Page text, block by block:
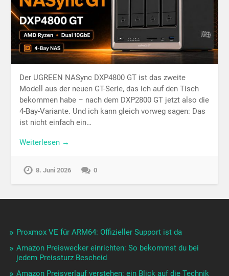
Der UGREEN NASync DXP4800 GT ist das zweite
Modell aus der neuen GT-Serie, das ich auf den Tisch
bekommen habe – nach dem DXP2800 GT jetzt also die
4-Bay-Variante. Und ich kann gleich vorweg sagen: Das
ist nicht einfach ein…
Weiterlesen →
8. Juni 2026 0
Proxmox VE für ARM64: Offizieller Support ist da
Amazon Preiswecker einrichten: So bekommst du bei
jedem Preissturz Bescheid
Amazon Preisverlauf verstehen: ein Blick auf die Technik